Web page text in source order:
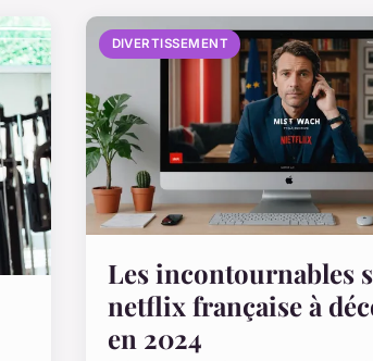
DIVERTISSEMENT
Les incontournables
netflix française à
en 2024